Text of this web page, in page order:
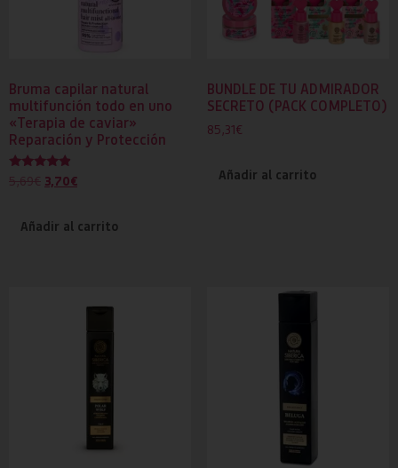
Bruma capilar natural
multifunción todo en uno
«Terapia de caviar»
Reparación y Protección
Valorado
con
5,69€ 3,70€
Añadir al carrito
BUNDLE DE TU ADMIRADOR
SECRETO (PACK COMPLETO)
85,31€
Añadir al carrito